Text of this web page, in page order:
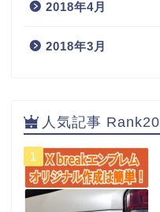
2018年4月
2018年3月
人気記事 Rank20